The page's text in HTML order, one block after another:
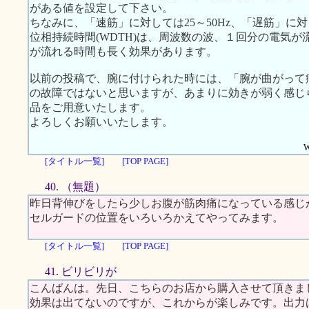
がある値を設定して下さい。
ちなみに、「速筋」に対しては25～50Hz、「遅筋」に
位相持続時間(WDTH)は、周波数の波、１回分の電気が
が流れる時間も長く効果があります。
以前の投稿で、腕に付けられた時には、「腕が曲がっ
の故障ではないと思いますが、あまりに効きが弱く感
品をご用意いたします。
よろしくお願いいたします。
[タイトル一覧]
[TOP PAGE]
40. （無題）
昨日背伸びをしたら少しお腹が筋肉痛になっている感
セルガードの位置をいろいろかえてやってみます。
[タイトル一覧] [TOP PAGE]
41. ビリビリが
こんばんは。先日、こちらのお店から購入させて頂き
効果は出てないのですが、これからが楽しみです。出